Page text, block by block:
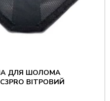
ДЛЯ ШОЛОМА
C3PRO ВІТРОВИЙ